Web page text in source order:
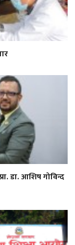
डा. आशिष गोविन्द